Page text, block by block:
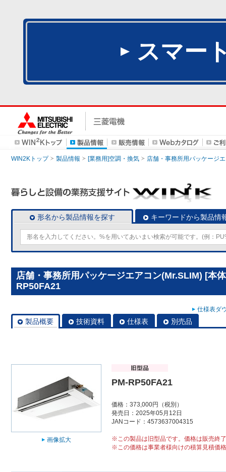
スマー
WIN2Kトップ 製品情報 [業務用]空調・換気 店舗・事務所用パッケージ
形名から製品情報を探す キーワードから製品情
店舗・事務所用パッケージエアコン(Mr.SLIM) [本
RP50FA21
仕様表ダ
製品概要 技術資料 仕様表 別売品
画像拡大
PM-RP50FA21
価格：373,000円（税別）
発売日：2025年05月12日
JANコード：4573637004315
※この製品は旧型品です。価格は販売終
※この価格は事業者様向けの積算見積価